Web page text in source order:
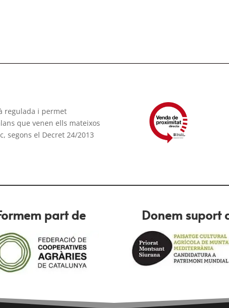
regulada i permet
que venen ells mateixos
segons el Decret 24/2013
part de Donem suport